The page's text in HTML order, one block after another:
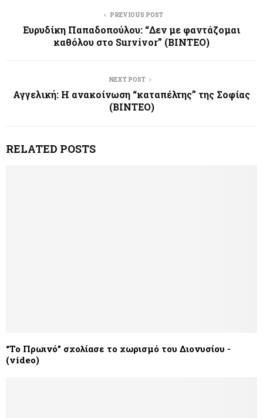
PREVIOUS POST
Ευρυδίκη Παπαδοπούλου: “Δεν με φαντάζομαι
καθόλου στο Survivor” (ΒΙΝΤΕΟ)
NEXT POST
Αγγελική: H ανακοίνωση “καταπέλτης” της Σοφίας
(ΒΙΝΤΕΟ)
RELATED POSTS
“Το Πρωινό” σχολίασε το χωρισμό του Διονυσίου -
(video)